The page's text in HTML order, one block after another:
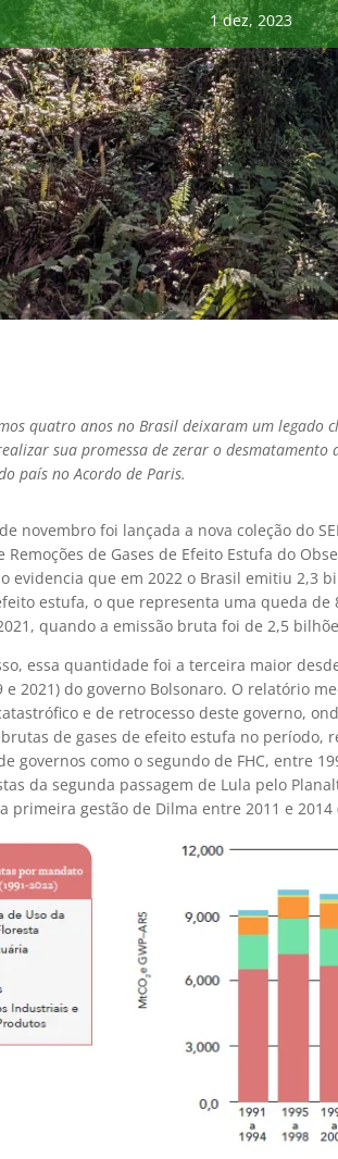
1 dez, 2023
quatro anos no Brasil deixaram um legado
sua promessa de zerar o desmatamento
país no Acordo de Paris.
novembro foi lançada a nova coleção do
Remoções de Gases de Efeito Estufa do
evidencia que em 2022 o Brasil emitiu 2,3
estufa, o que representa uma queda de
quando a emissão bruta foi de 2,5
essa quantidade foi a terceira maior
e 2021) do governo Bolsonaro. O relatório
e de retrocesso deste governo,
de gases de efeito estufa no período,
governos como o segundo de FHC, entre
da segunda passagem de Lula pelo
primeira gestão de Dilma entre 2011 e 2014